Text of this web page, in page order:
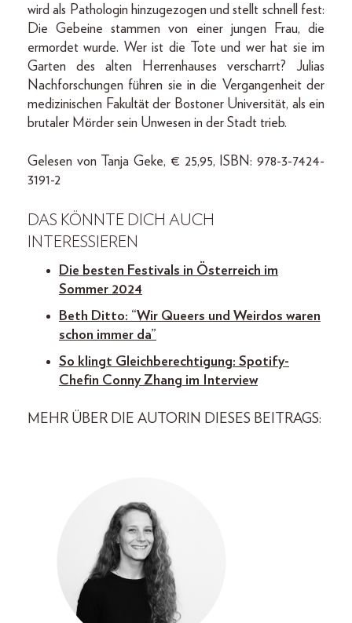
wird als Pathologin hinzugezogen und stellt schnell fest:
Die Gebeine stammen von einer jungen Frau, die
ermordet wurde. Wer ist die Tote und wer hat sie im
Garten des alten Herrenhauses verscharrt? Julias
Nachforschungen führen sie in die Vergangenheit der
medizinischen Fakultät der Bostoner Universität, als ein
brutaler Mörder sein Unwesen in der Stadt trieb.
Gelesen von Tanja Geke, € 25,95, ISBN: 978-3-7424-
3191-2
DAS KÖNNTE DICH AUCH
INTERESSIEREN
Die besten Festivals in Österreich im
Sommer 2024
Beth Ditto: “Wir Queers und Weirdos waren
schon immer da”
So klingt Gleichberechtigung: Spotify-
Chefin Conny Zhang im Interview
MEHR ÜBER DIE AUTORIN DIESES BEITRAGS: